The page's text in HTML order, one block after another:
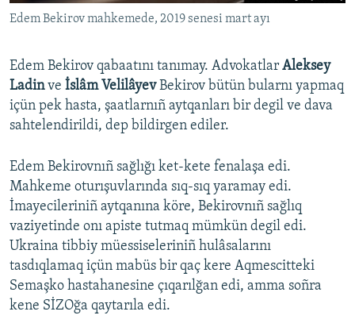
Edem Bekirov mahkemede, 2019 senesi mart ayı
Edem Bekirov qabaatını tanımay. Advokatlar Aleksey
Ladinve İslâm VelilâyevBekirov bütün bularnı yapmaq
içün pek hasta, şaatlarnıñ aytqanları bir degil ve dava
sahtelendirildi, dep bildirgen ediler.
Edem Bekirovnıñ sağlığı ket-kete fenalaşa edi.
Mahkeme oturışuvlarında sıq-sıq yaramay edi.
İmayecileriniñ aytqanına köre, Bekirovnıñ sağlıq
vaziyetinde onı apiste tutmaq mümkün degil edi.
Ukraina tibbiy müessiseleriniñ hulâsalarını
tasdıqlamaq içün mabüs bir qaç kere Aqmescitteki
Semaşko hastahanesine çıqarılğan edi, amma soñra
kene SİZOğa qaytarıla edi.